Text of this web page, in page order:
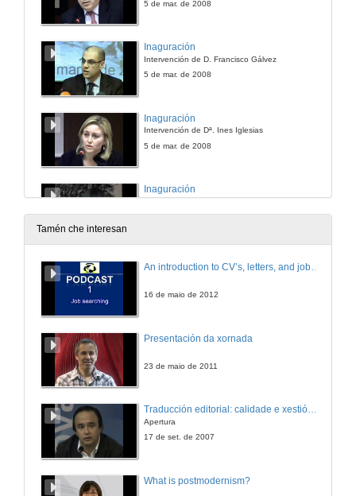
5 de mar. de 2008
Inaguración
Intervención de D. Francisco Gálvez
5 de mar. de 2008
Inaguración
Intervención de Dª. Ines Iglesias
5 de mar. de 2008
Inaguración
5 de mar. de 2008
Intervención de D. Emilio Atrio
Inaguración
Intervención de D. Juan Queralt
Quenda de preguntas
Tamén che interesan
An introduction to CV’s, letters, and job searching
16 de maio de 2012
Presentación da xornada
23 de maio de 2011
Traducción editorial: calidade e xestión de proxectos
Apertura
17 de set. de 2007
What is postmodernism?